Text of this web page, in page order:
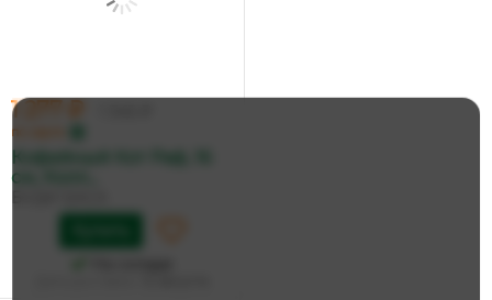
1 277 ₽
по карте
Кофейный Кот Раф, 16
см, Колл...